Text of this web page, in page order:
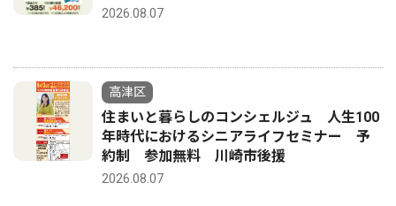
2026.08.07
高津区
住まいと暮らしのコンシェルジュ 人生100
年時代におけるシニアライフセミナー 予
約制 参加無料 川崎市後援
2026.08.07